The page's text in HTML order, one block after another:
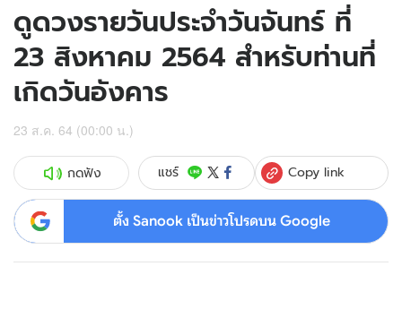
ดูดวงรายวันประจำวันจันทร์ ที่
23 สิงหาคม 2564 สำหรับท่านที่
เกิดวันอังคาร
23 ส.ค. 64 (00:00 น.)
กดฟัง แชร์ Copy link
ตั้ง Sanook เป็นข่าวโปรดบน Google